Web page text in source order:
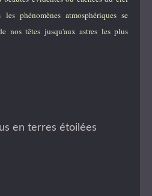
phénomènes atmosphériques se
nos têtes jusqu'aux astres les plus